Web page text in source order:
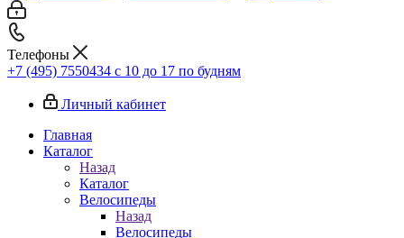
Телефоны
+7 (495) 7550434 с 10 до 17 по будням
Личный кабинет
Главная
Каталог
Назад
Каталог
Велосипеды
Назад
Велосипеды